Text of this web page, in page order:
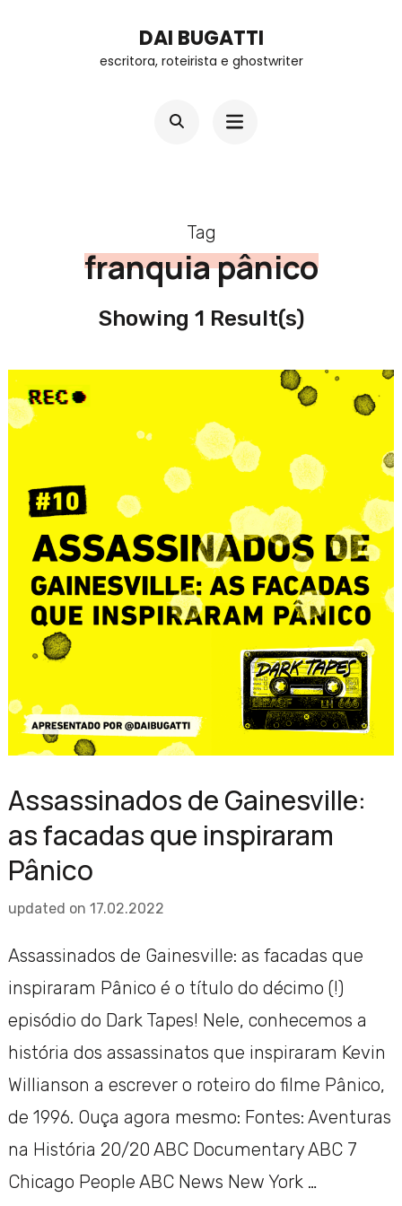
DAI BUGATTI
escritora, roteirista e ghostwriter
Tag
franquia pânico
Showing 1 Result(s)
Assassinados de Gainesville:
as facadas que inspiraram
Pânico
updated on 17.02.2022
Assassinados de Gainesville: as facadas que
inspiraram Pânico é o título do décimo (!)
episódio do Dark Tapes! Nele, conhecemos a
história dos assassinatos que inspiraram Kevin
Willianson a escrever o roteiro do filme Pânico,
de 1996. Ouça agora mesmo: Fontes: Aventuras
na História 20/20 ABC Documentary ABC 7
Chicago People ABC News New York …